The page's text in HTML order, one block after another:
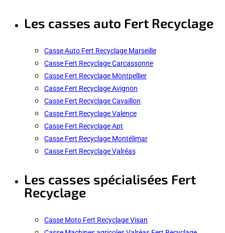
Les casses auto Fert Recyclage
Casse Auto Fert Recyclage Marseille
Casse Fert Recyclage Carcassonne
Casse Fert Recyclage Montpellier
Casse Fert Recyclage Avignon
Casse Fert Recyclage Cavaillon
Casse Fert Recyclage Valence
Casse Fert Recyclage Apt
Casse Fert Recyclage Montélimar
Casse Fert Recyclage Valréas
Les casses spécialisées Fert
Recyclage
Casse Moto Fert Recyclage Visan